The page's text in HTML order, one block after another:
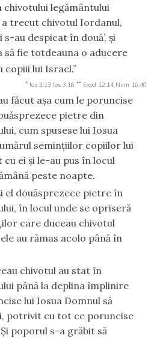
chivotului legământului
a trecut chivotul Iordanul,
au despicat în două’, şi
să fie totdeauna o aducere
copiii lui Israel.”
* Ios 3:13 Ios 3:16 ** Exod 12:14 Num 16:40
făcut aşa cum le poruncise
pietre din
cum spusese lui Iosua
seminţiilor copiilor lui
cu ei şi le-au pus în locul
peste noapte.
el douăsprezece pietre în
în locul unde se opriseră
care duceau chivotul
au rămas acolo până în
chivotul au stat în
până la deplina împlinire
lui Iosua Domnul să
potrivit cu tot ce poruncise
poporul s-a grăbit să